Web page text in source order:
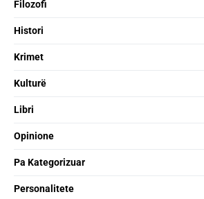
Filozofi
Histori
Krimet
Kulturë
Libri
Opinione
Pa Kategorizuar
Personalitete